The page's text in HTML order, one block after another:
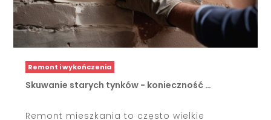
Remont i wykończenia
Skuwanie starych tynków - konieczność …
Remont mieszkania to często wielkie